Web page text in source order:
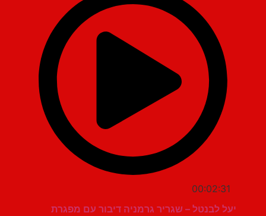
00:02:31
יעל לבנטל – שגריר גרמניה דיבור עם מפגרת